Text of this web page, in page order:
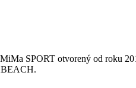
MiMa SPORT otvorený od